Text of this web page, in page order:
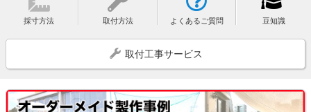
採寸方法 取付方法 よくあるご質問 豆知識
取付工事サービス